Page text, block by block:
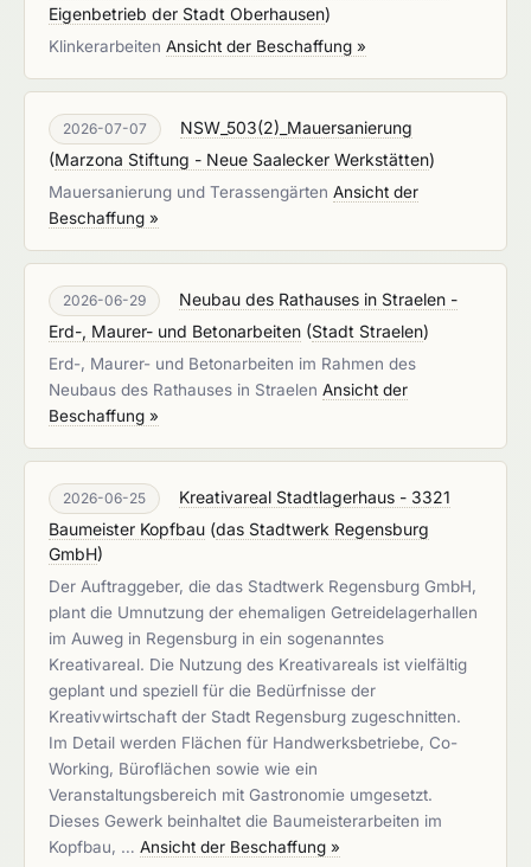
Eigenbetrieb der Stadt Oberhausen)
Klinkerarbeiten Ansicht der Beschaffung »
2026-07-07
NSW_503(2)_Mauersanierung
(Marzona Stiftung - Neue Saalecker Werkstätten)
Mauersanierung und Terassengärten Ansicht der
Beschaffung »
2026-06-29
Neubau des Rathauses in Straelen -
Erd-, Maurer- und Betonarbeiten (Stadt Straelen)
Erd-, Maurer- und Betonarbeiten im Rahmen des
Neubaus des Rathauses in Straelen Ansicht der
Beschaffung »
2026-06-25
Kreativareal Stadtlagerhaus - 3321
Baumeister Kopfbau (das Stadtwerk Regensburg
GmbH)
Der Auftraggeber, die das Stadtwerk Regensburg GmbH,
plant die Umnutzung der ehemaligen Getreidelagerhallen
im Auweg in Regensburg in ein sogenanntes
Kreativareal. Die Nutzung des Kreativareals ist vielfältig
geplant und speziell für die Bedürfnisse der
Kreativwirtschaft der Stadt Regensburg zugeschnitten.
Im Detail werden Flächen für Handwerksbetriebe, Co-
Working, Büroflächen sowie wie ein
Veranstaltungsbereich mit Gastronomie umgesetzt.
Dieses Gewerk beinhaltet die Baumeisterarbeiten im
Kopfbau, … Ansicht der Beschaffung »